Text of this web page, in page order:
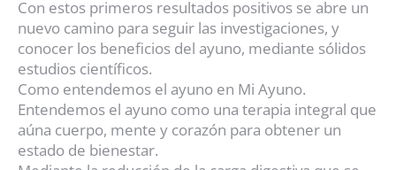
Con estos primeros resultados positivos se abre un
nuevo camino para seguir las investigaciones, y
conocer los beneficios del ayuno, mediante sólidos
estudios científicos.
Como entendemos el ayuno en Mi Ayuno.
Entendemos el ayuno como una terapia integral que
aúna cuerpo, mente y corazón para obtener un
estado de bienestar.